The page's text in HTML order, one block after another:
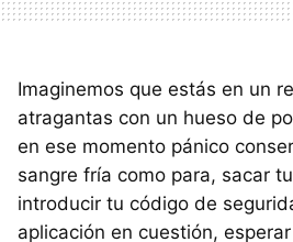
Imaginemos que estás en un
atragantas con un hueso de
en ese momento pánico
sangre fría como para, sacar
introducir tu código de
aplicación en cuestión,